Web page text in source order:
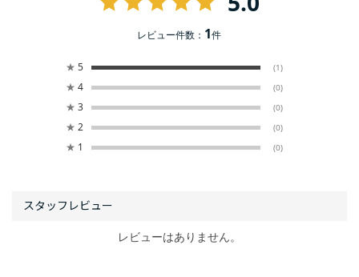
レビュー件数： 1件
★ 5 (1)
★ 4 (0)
★ 3 (0)
★ 2 (0)
★ 1 (0)
レビューはありません。